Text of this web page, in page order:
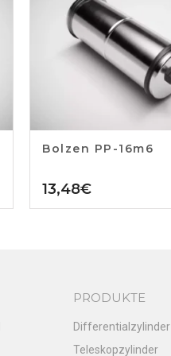
Bolzen PP-16m6
13,48€
PRODUKTE
Differentialzylinder
Teleskopzylinder